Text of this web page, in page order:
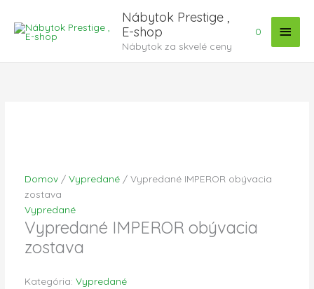
obsah
Nábytok Prestige ,
E-shop
Nábytok za skvelé ceny
Menu
0
Domov/ Vypredané/ Vypredané IMPEROR obývacia
zostava
Vypredané
Vypredané IMPEROR obývacia
zostava
Kategória: Vypredané